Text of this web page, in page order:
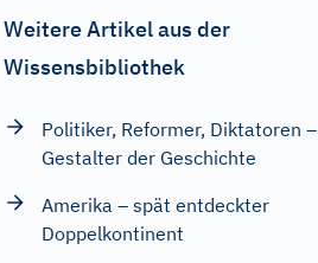
Weitere Artikel aus der
Wissensbibliothek
Politiker, Reformer, Diktatoren –
Gestalter der Geschichte
Amerika – spät entdeckter
Doppelkontinent